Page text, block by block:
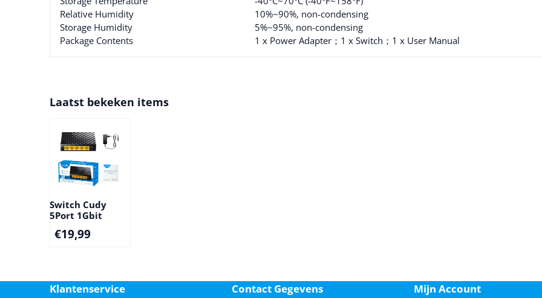
Relative Humidity
10%~90%, non-condensing
Storage Humidity
5%~95%, non-condensing
Package Contents
1 x Power Adapter；1 x Switch；1 x User Manual
Laatst bekeken items
Switch Cudy
5Port 1Gbit
€19,99
Klantenservice Contact Gegevens Mijn Account